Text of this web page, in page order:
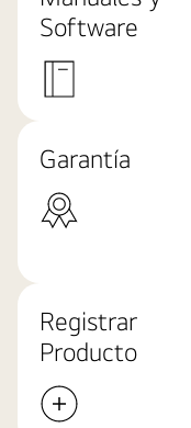
Software
Garantía
Registrar
Producto